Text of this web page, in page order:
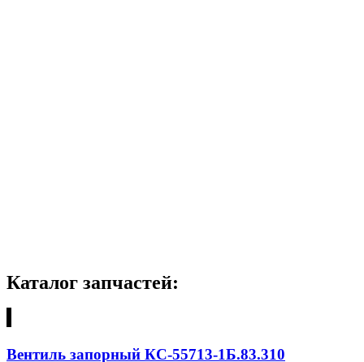
Каталог запчастей:
Вентиль запорный КС-55713-1Б.83.310